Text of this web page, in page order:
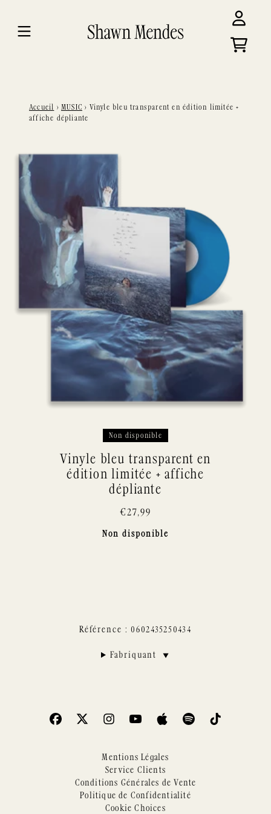
Panier
Accueil › MUSIC › Vinyle bleu transparent en édition limitée +
affiche dépliante
Non disponible
Vinyle bleu transparent en
édition limitée + affiche
dépliante
€27,99
Non disponible
Référence : 0602435250434
Fabriquant ▼
Mentions Légales
Service Clients
Conditions Générales de Vente
Politique de Confidentialité
Cookie Choices